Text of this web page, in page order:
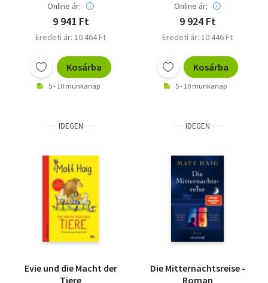
Online ár:
9 941 Ft
Eredeti ár: 10 464 Ft
Kosárba
5 - 10 munkanap
Online ár:
9 924 Ft
Eredeti ár: 10 446 Ft
Kosárba
5 - 10 munkanap
IDEGEN
Evie und die Macht der
Tiere
IDEGEN
Die Mitternachtsreise -
Roman